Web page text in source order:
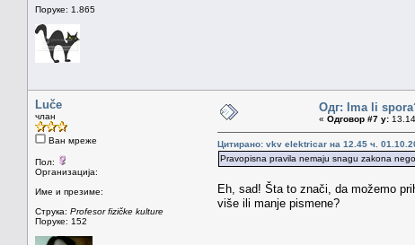
Поруке: 1.865
Luče
члан
Ван мреже
Пол:
Организација:
Име и презиме:
Струка: Profesor fizičke kulture
Поруке: 152
Одг: Ima li
« Одговор #7 у:
Цитирано: vkv elektricar на 12.45 ч.
Pravopisna pravila nemaju snagu zakona
Eh, sad! Šta to znači, da možemo
više ili manje pismene?